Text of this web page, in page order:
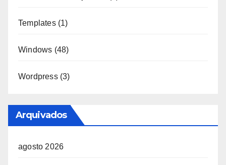
Templates(1)
Windows (48)
Wordpress(3)
Arquivados
agosto 2026